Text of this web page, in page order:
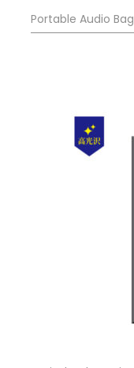
Portable Audio